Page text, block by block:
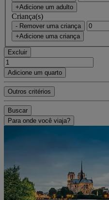
+Adicione um adulto
Criança(s)
- Remover uma criança
+Adicione uma criança
Excluir
Adicione um quarto
Outros critérios
Buscar
Para onde você viaja?